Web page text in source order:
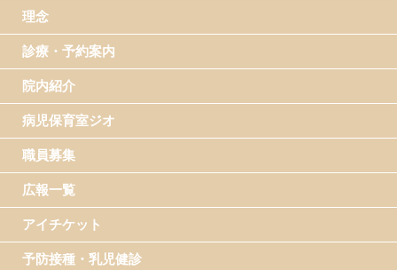
理念
診療・予約案内
院内紹介
病児保育室ジオ
職員募集
広報一覧
アイチケット
予防接種・乳児健診